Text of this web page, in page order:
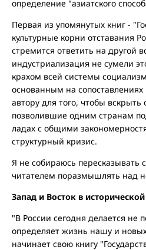
определение "азиатского
Первая из упомянутых книг -
культурные корни отставания
стремится ответить на другой
индустриализация не сумели
крахом всей системы
основанным на
автору для того, чтобы
позволившие одним странам
ладах с общими
структурный кризис.
Я не собираюсь пересказывать
читателем поразмышлять над
Запад и Восток в
"В России сегодня делается не
определяет жизнь нашу и
начинает свою книгу